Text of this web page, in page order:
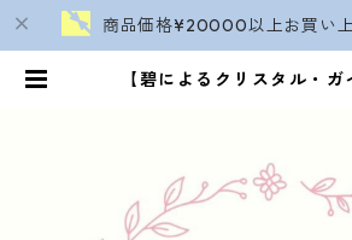
商品価格¥20000以上お買い上
【碧によるクリスタル・ガ